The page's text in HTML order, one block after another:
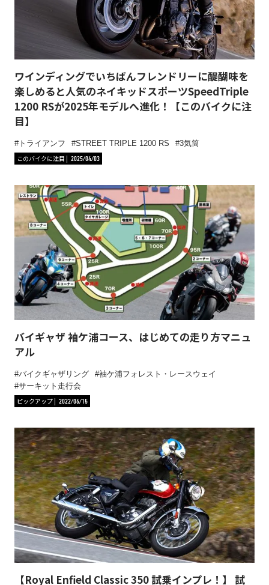
ワインディングでいちばんフレンドリーに醍醐味を
楽しめると人気のネイキッドスポーツSpeedTriple
1200 RSが2025年モデルへ進化！【このバイクに注
目】
トライアンフ STREET TRIPLE 1200 RS
3気筒
このバイクに注目
2025/04/03
バイギャザ 袖ケ浦コース、はじめての走り方マニュ
アル
バイクギャザリング
袖ケ浦フォレスト・レースウェイ
サーキット走行会
ピックアップ
2022/06/15
【Royal Enfield Classic 350 試乗インプレ！】 試